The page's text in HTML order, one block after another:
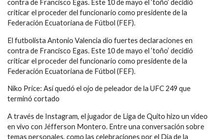
contra de Francisco Egas. Este 10 de mayo el ‘toño’ decidió
criticar el proceder del funcionario como presidente de la
Federación Ecuatoriana de Fútbol (FEF).
El futbolista Antonio Valencia dio fuertes declaraciones en
contra de Francisco Egas. Este 10 de mayo el ‘toño’ decidió
criticar el proceder del funcionario como presidente de la
Federación Ecuatoriana de Fútbol (FEF).
Niko Price: Así quedó el ojo de peleador de la UFC 249 que
terminó cortado
A través de Instagram, el jugador de Liga de Quito hizo un video
en vivo con Jéfferson Montero. Entre una conversación sobre
temas personales, como las celebraciones por el Día de la